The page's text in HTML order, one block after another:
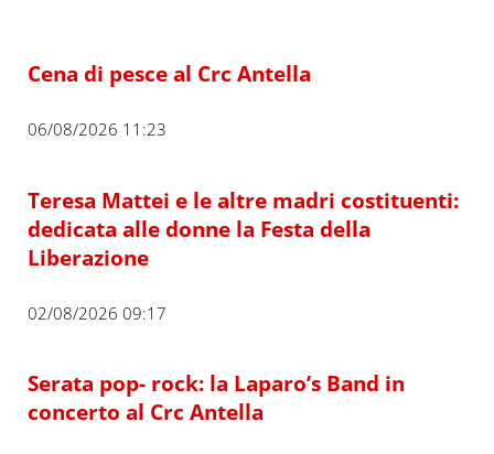
Cena di pesce al Crc Antella
06/08/2026 11:23
Teresa Mattei e le altre madri costituenti:
dedicata alle donne la Festa della
Liberazione
02/08/2026 09:17
Serata pop- rock: la Laparo’s Band in
concerto al Crc Antella